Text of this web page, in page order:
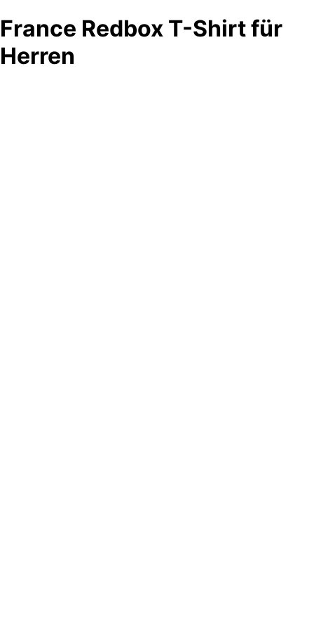
France Redbox T-Shirt für
Herren